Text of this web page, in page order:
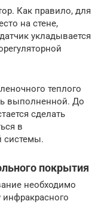
Как правило, для
на стене,
укладывается
теплого
выполненной. До
сделать
в
системы.
покрытия
необходимо
инфракрасного